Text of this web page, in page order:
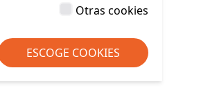
Otras cookies
ESCOGE COOKIES